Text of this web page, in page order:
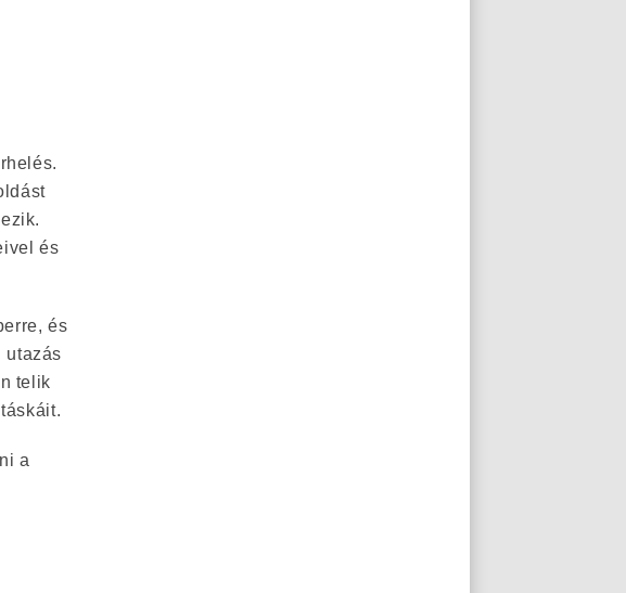
és
és
utazás
telik
a